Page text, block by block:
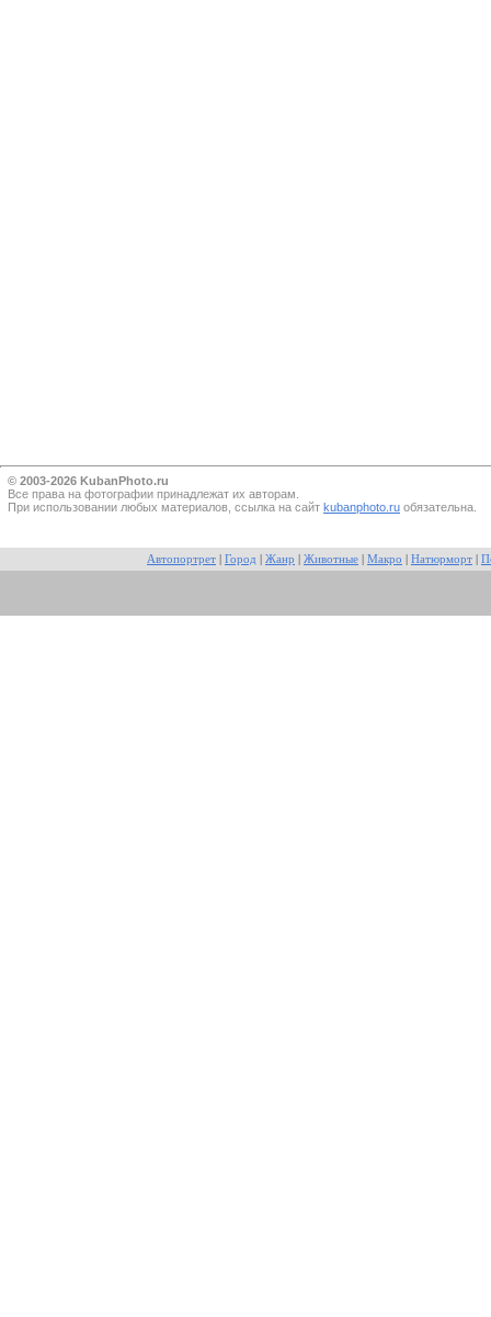
© 2003-2026 KubanPhoto.ru
Все прaва на фотографии принадлежат их авторам.
При использовании любых материалов, ссылка на сайт kubanphoto.ru обязательна.
Автопортрет Город Жанр Животные Макро Натюрморт